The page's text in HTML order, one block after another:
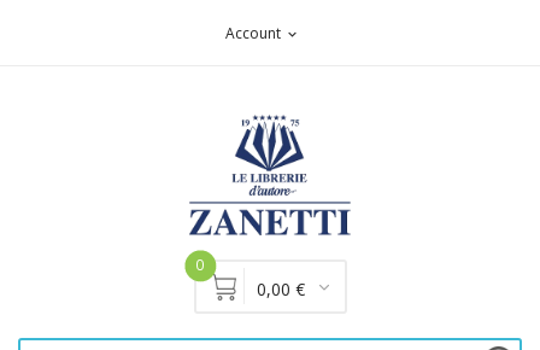
Account expand_more
0
0,00 €